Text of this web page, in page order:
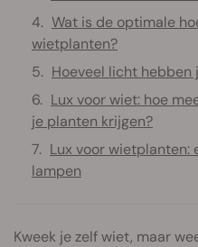
Wat is de optimale
wietplanten?
Hoeveel licht
Lux voor wiet: hoe
je planten krijgen?
Lux voor wietplanten:
lampen
Kweek je zelf wiet, maar